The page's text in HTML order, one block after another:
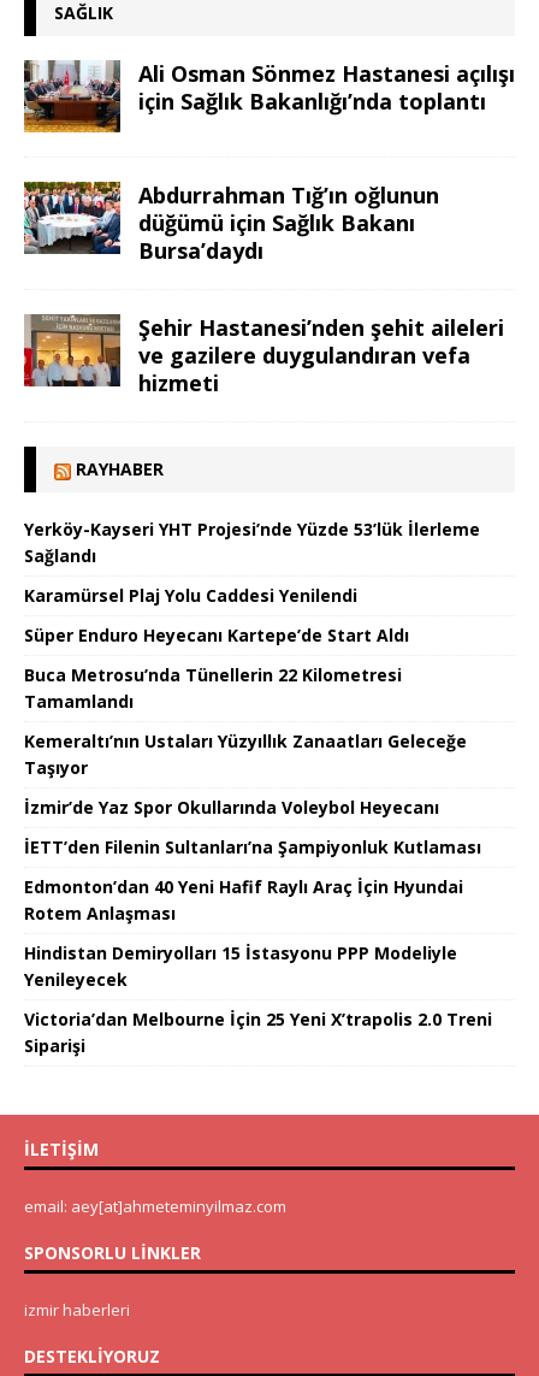
SAĞLIK
Ali Osman Sönmez Hastanesi açılışı
için Sağlık Bakanlığı’nda toplantı
Abdurrahman Tığ’ın oğlunun
düğümü için Sağlık Bakanı
Bursa’daydı
Şehir Hastanesi’nden şehit aileleri
ve gazilere duygulandıran vefa
hizmeti
RAYHABER
Yerköy-Kayseri YHT Projesi’nde Yüzde 53’lük İlerleme
Sağlandı
Karamürsel Plaj Yolu Caddesi Yenilendi
Süper Enduro Heyecanı Kartepe’de Start Aldı
Buca Metrosu’nda Tünellerin 22 Kilometresi
Tamamlandı
Kemeraltı’nın Ustaları Yüzyıllık Zanaatları Geleceğe
Taşıyor
İzmir’de Yaz Spor Okullarında Voleybol Heyecanı
İETT’den Filenin Sultanları’na Şampiyonluk Kutlaması
Edmonton’dan 40 Yeni Hafif Raylı Araç İçin Hyundai
Rotem Anlaşması
Hindistan Demiryolları 15 İstasyonu PPP Modeliyle
Yenileyecek
Victoria’dan Melbourne İçin 25 Yeni X’trapolis 2.0 Treni
Siparişi
İLETIŞIM
email: aey[at]ahmeteminyilmaz.com
SPONSORLU LINKLER
izmir haberleri
DESTEKLIYORUZ